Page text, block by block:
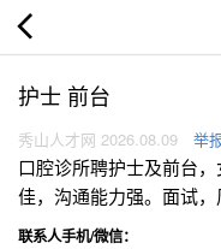
护士 前台
秀山人才网 2026.08.09 举
口腔诊所聘护士及前台
佳，沟通能力强。面试，
联系人手机/微信：